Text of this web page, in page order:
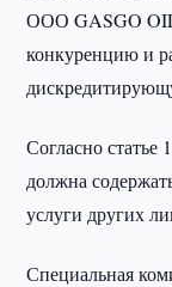
ООО GASGO OIL
конкуренцию и
Согласно статье
должна
услуги других
Специальная